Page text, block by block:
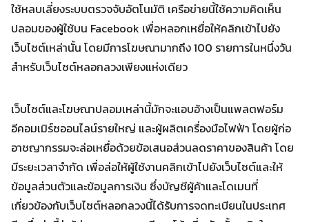
Search
for:
Search
ใช้หลบเลี่ยงระบบตรวจจับอัตโนมัติ เครือข่ายนี้ใช้ความคิดเห็น
ปลอมของผู้ใช้บน Facebook เพื่อหลอกเหยื่อให้คลิกเข้าไปยัง
เว็บไซต์เหล่านั้น โดยมีการโฆษณามากถึง 100 รายการในหนึ่งวัน
สำหรับเว็บไซต์หลอกลวงเพียงแห่งเดียว
เว็บไซต์และโฆษณาปลอมเหล่านี้มักจะแอบอ้างเป็นแพลตฟอร์ม
อีคอมเมิร์ซออนไลน์รายใหญ่ และผู้ผลิตเครื่องมือไฟฟ้า โดยผู้ก่อ
อาชญากรรมจะล่อเหยื่อด้วยข้อเสนอส่วนลดราคาของสินค้า โดย
มีระยะเวลาจำกัด เพื่อล่อให้ผู้ใช้งานคลิกเข้าไปยังเว็บไซต์และให้
ข้อมูลส่วนตัวและข้อมูลการเงิน ซึ่งบัญชีผู้ค้าและโดเมนที่
เกี่ยวข้องกับเว็บไซต์หลอกลวงนี้ได้รับการจดทะเบียนในประเทศ